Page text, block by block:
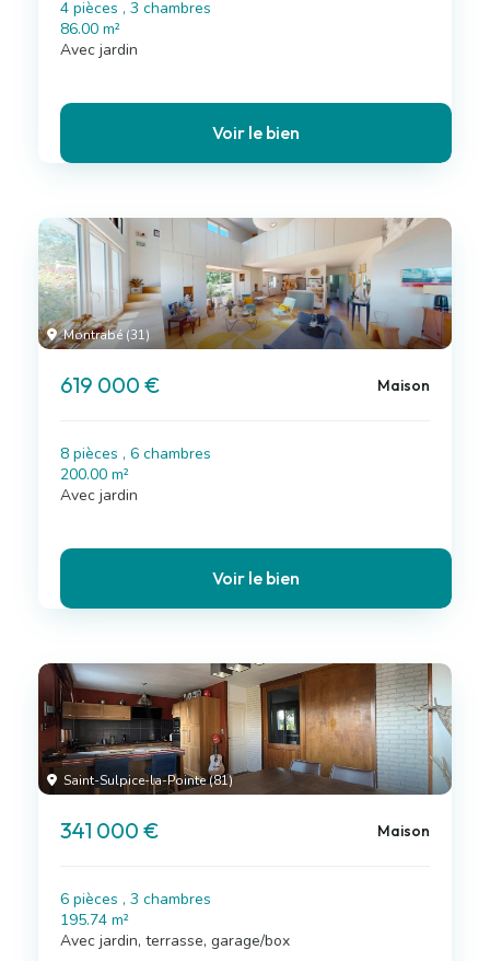
4 pièces , 3 chambres
86.00 m²
Avec jardin
Voir le bien
Montrabé (31)
619 000 € Maison
8 pièces , 6 chambres
200.00 m²
Avec jardin
Voir le bien
Saint-Sulpice-la-Pointe (81)
341 000 € Maison
6 pièces , 3 chambres
195.74 m²
Avec jardin, terrasse, garage/box